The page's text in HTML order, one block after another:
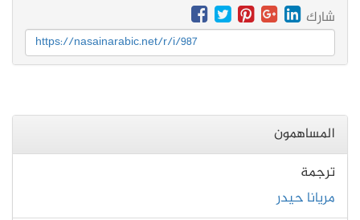
شارك
https://nasainarabic.net/r/i/987
المساهمون
ترجمة
مريانا حيدر